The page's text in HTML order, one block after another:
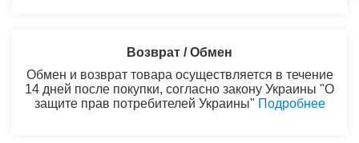
Возврат / Обмен
Обмен и возврат товара осуществляется в течение
14 дней после покупки, согласно закону Украины "О
защите прав потребителей Украины" Подробнее